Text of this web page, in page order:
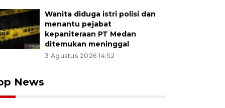
Wanita diduga istri polisi dan
menantu pejabat
kepaniteraan PT Medan
ditemukan meninggal
3 Agustus 2026 14:52
News